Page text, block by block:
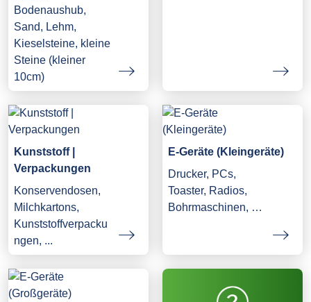
Bodenaushub,
Sand, Lehm,
Kieselsteine, kleine
Steine (kleiner
10cm)
Kunststoff |
Verpackungen
Konservendosen,
Milchkartons,
Kunststoffverpacku
ngen, ...
E-Geräte (Kleingeräte)
Drucker, PCs,
Toaster, Radios,
Bohrmaschinen, …